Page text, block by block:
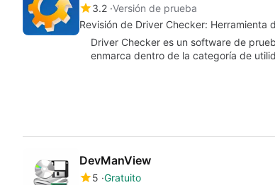
3.2 Versión de prueba
Revisión de Driver Checker: Herramienta
Driver Checker es un software de
enmarca dentro de la categoría de
DevManView
5 Gratuito